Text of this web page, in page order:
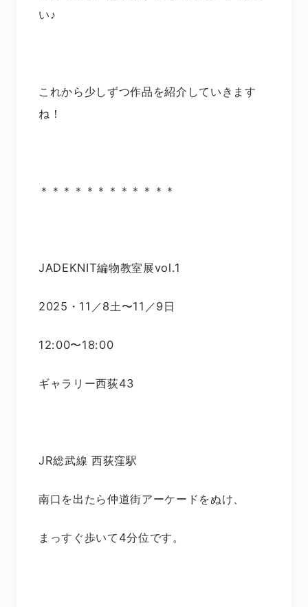
い♪
これから少しずつ作品を紹介していきます
ね！
＊＊＊＊＊＊＊＊＊＊＊＊
JADEKNIT編物教室展vol.1
2025・11／8土〜11／9日
12:00〜18:00
ギャラリー西荻43
JR総武線 西荻窪駅
南口を出たら仲道街アーケードをぬけ、
まっすぐ歩いて4分位です。